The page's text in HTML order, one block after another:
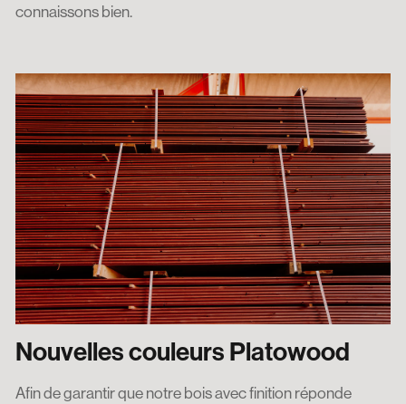
connaissons bien.
Nouvelles couleurs Platowood
Afin de garantir que notre bois avec finition réponde